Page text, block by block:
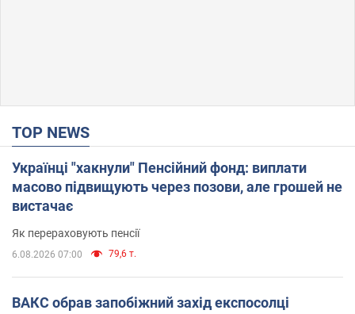
TOP NEWS
Українці "хакнули" Пенсійний фонд: виплати
масово підвищують через позови, але грошей не
вистачає
Як перераховують пенсії
6.08.2026 07:00 79,6 т.
ВАКС обрав запобіжний захід експосолці